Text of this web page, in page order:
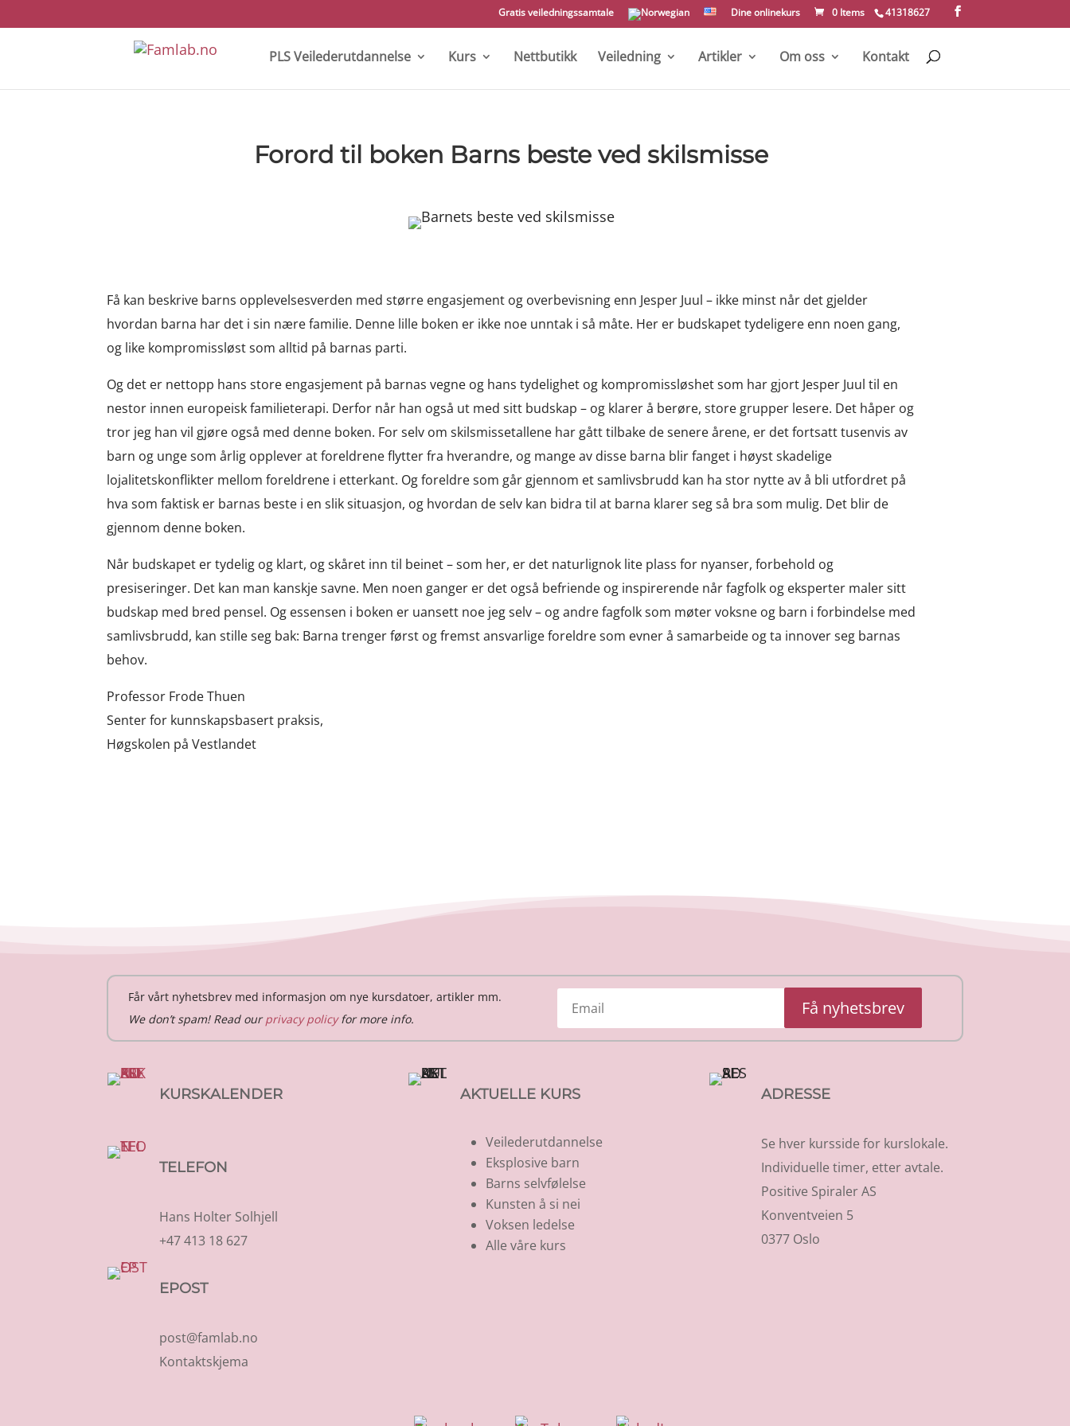
41318627
Gratis veiledningssamtale Dine onlinekurs 0 Items
PLS Veilederutdannelse Kurs Nettbutikk Veiledning Artikler Om oss Kontakt
Forord til boken Barns beste ved skilsmisse
Få kan beskrive barns opplevelsesverden med større engasjement og overbevisning enn Jesper Juul – ikke minst når det gjelder
hvordan barna har det i sin nære familie. Denne lille boken er ikke noe unntak i så måte. Her er budskapet tydeligere enn noen gang,
og like kompromissløst som alltid på barnas parti.
Og det er nettopp hans store engasjement på barnas vegne og hans tydelighet og kompromissløshet som har gjort Jesper Juul til en
nestor innen europeisk familieterapi. Derfor når han også ut med sitt budskap – og klarer å berøre, store grupper lesere. Det håper og
tror jeg han vil gjøre også med denne boken. For selv om skilsmissetallene har gått tilbake de senere årene, er det fortsatt tusenvis av
barn og unge som årlig opplever at foreldrene flytter fra hverandre, og mange av disse barna blir fanget i høyst skadelige
lojalitetskonflikter mellom foreldrene i etterkant. Og foreldre som går gjennom et samlivsbrudd kan ha stor nytte av å bli utfordret på
hva som faktisk er barnas beste i en slik situasjon, og hvordan de selv kan bidra til at barna klarer seg så bra som mulig. Det blir de
gjennom denne boken.
Når budskapet er tydelig og klart, og skåret inn til beinet – som her, er det naturlignok lite plass for nyanser, forbehold og
presiseringer. Det kan man kanskje savne. Men noen ganger er det også befriende og inspirerende når fagfolk og eksperter maler sitt
budskap med bred pensel. Og essensen i boken er uansett noe jeg selv – og andre fagfolk som møter voksne og barn i forbindelse med
samlivsbrudd, kan stille seg bak: Barna trenger først og fremst ansvarlige foreldre som evner å samarbeide og ta innover seg barnas
behov.
Professor Frode Thuen
Senter for kunnskapsbasert praksis,
Høgskolen på Vestlandet
Får vårt nyhetsbrev med informasjon om nye kursdatoer, artikler mm.
We don’t spam! Read ourprivacy policyfor more info.
Få nyhetsbrev
KURSKALENDER
TELEFON
Hans Holter Solhjell
+47 413 18 627
EPOST
post@famlab.no
Kontaktskjema
AKTUELLE KURS
Veilederutdannelse
Eksplosive barn
Barns selvfølelse
Kunsten å si nei
Voksen ledelse
Alle våre kurs
ADRESSE
Se hver kursside for kurslokale.
Individuelle timer, etter avtale.
Positive Spiraler AS
Konventveien 5
0377 Oslo